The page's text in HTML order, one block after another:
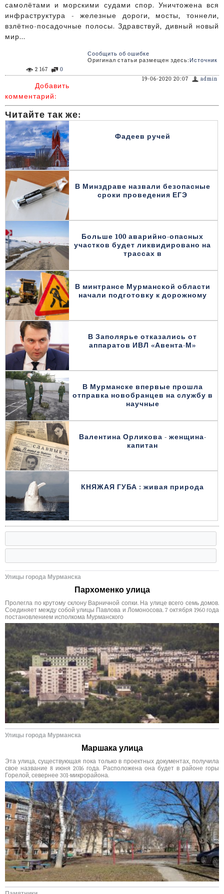
самолётами и морскими судами спор. Уничтожена вся
инфраструктура - железные дороги, мосты, тоннели,
взлётно-посадочные полосы. Здравствуй, дивный новый
мир...
Сообщить об ошибке
Оригинал статьи размещен здесь: Источник
0
2 167
admin
19-06-2020 20:07
Добавить
комментарий:
Читайте так же:
Фадеев ручей
В Минздраве назвали безопасные
сроки проведения ЕГЭ
Больше 100 аварийно-опасных
участков будет ликвидировано на
трассах в
В минтрансе Мурманской области
начали подготовку к дорожному
В Заполярье отказались от
аппаратов ИВЛ «Авента-М»
В Мурманске впервые прошла
отправка новобранцев на службу в
научные
Валентина Орликова - женщина-
капитан
КНЯЖАЯ ГУБА : живая природа
Улицы города Мурманска
Пархоменко улица
Пролегла по крутому склону Варничной сопки. На улице всего семь домов.
Соединяет между собой улицы Павлова и Ломоносова. 7 октября 1960 года
постановлением исполкома Мурманского
Улицы города Мурманска
Маршака улица
Эта улица, существующая пока только в проектных документах, получила
свое название 8 июня 2016 года. Расположена она будет в районе горы
Горелой, севернее 301-микрорайона.